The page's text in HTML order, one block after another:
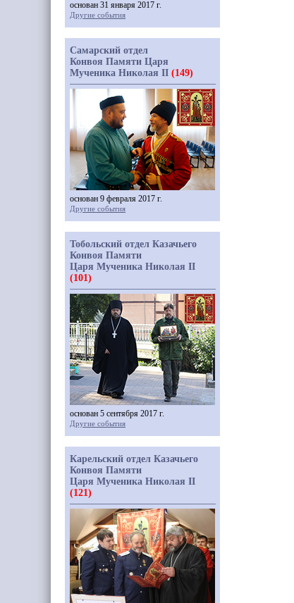
основан 31 января 2017 г.
Другие события
Самарский отдел
Конвоя Памяти Царя
Мученика Николая II (149)
основан 9 февраля 2017 г.
Другие события
Тобольский отдел Казачьего
Конвоя Памяти
Царя Мученика Николая II
(101)
основан 5 сентября 2017 г.
Другие события
Карельский отдел Казачьего
Конвоя Памяти
Царя Мученика Николая II
(121)